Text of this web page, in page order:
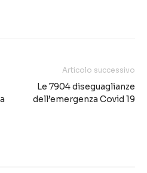
Articolo successivo
Le 7904 diseguaglianze
dell’emergenza Covid 19